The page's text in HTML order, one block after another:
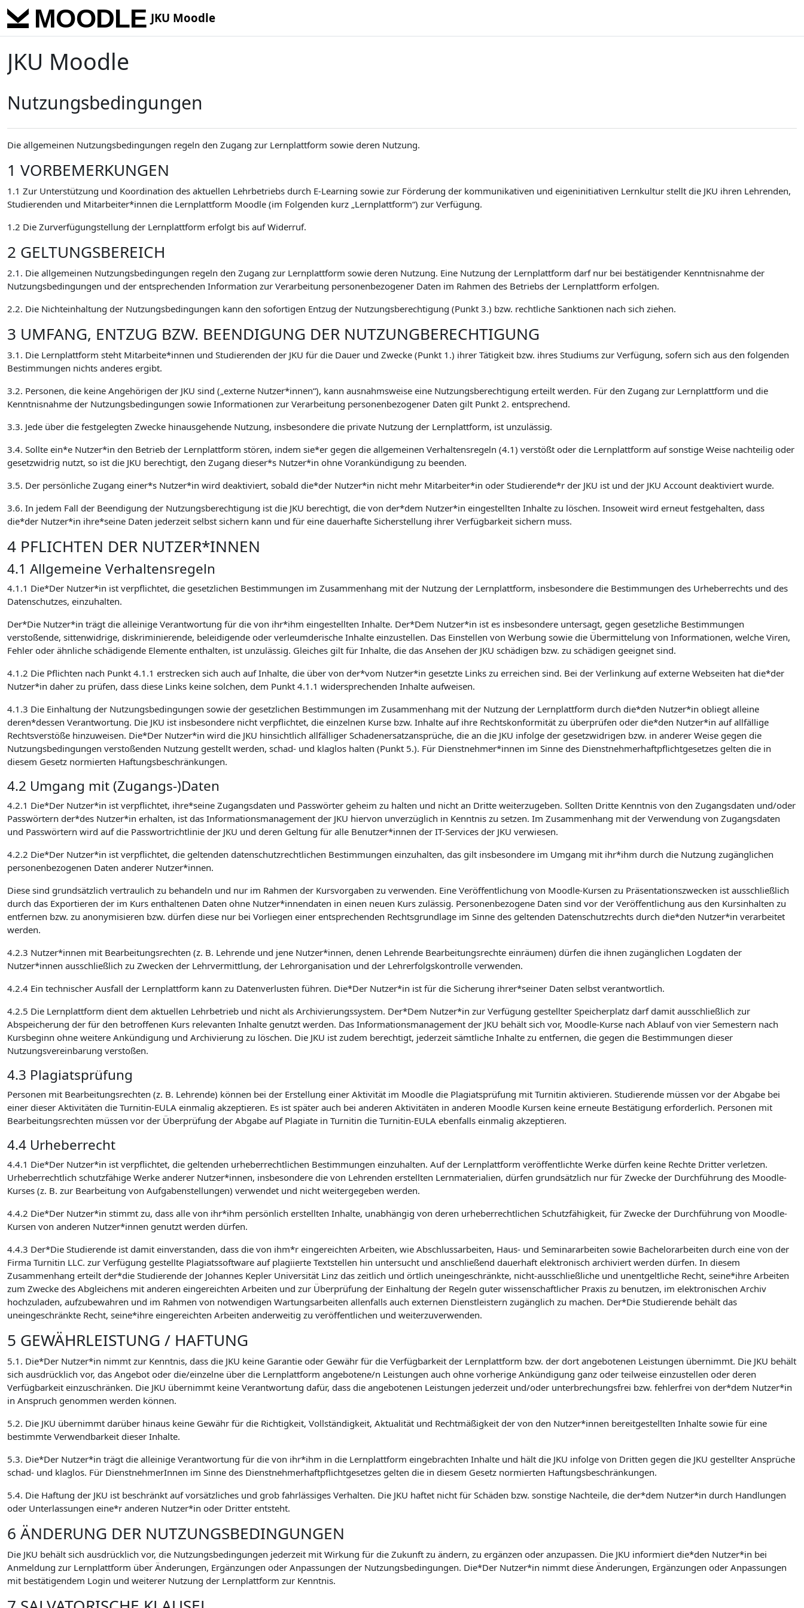
Skip to main content
JKU Moodle
JKU Moodle
Nutzungsbedingungen
Die allgemeinen Nutzungsbedingungen regeln den Zugang zur Lernplattform sowie deren Nutzung.
1 VORBEMERKUNGEN
1.1 Zur Unterstützung und Koordination des aktuellen Lehrbetriebs durch E-Learning sowie zur Förderung der kommunikativen und eigeninitiativen Lernkultur stellt die JKU ihren Lehrenden,
Studierenden und Mitarbeiter*innen die Lernplattform Moodle (im Folgenden kurz „Lernplattform“) zur Verfügung.
1.2 Die Zurverfügungstellung der Lernplattform erfolgt bis auf Widerruf.
2 GELTUNGSBEREICH
2.1. Die allgemeinen Nutzungsbedingungen regeln den Zugang zur Lernplattform sowie deren Nutzung. Eine Nutzung der Lernplattform darf nur bei bestätigender Kenntnisnahme der
Nutzungsbedingungen und der entsprechenden Information zur Verarbeitung personenbezogener Daten im Rahmen des Betriebs der Lernplattform erfolgen.
2.2. Die Nichteinhaltung der Nutzungsbedingungen kann den sofortigen Entzug der Nutzungsberechtigung (Punkt 3.) bzw. rechtliche Sanktionen nach sich ziehen.
3 UMFANG, ENTZUG BZW. BEENDIGUNG DER NUTZUNGBERECHTIGUNG
3.1. Die Lernplattform steht Mitarbeite*innen und Studierenden der JKU für die Dauer und Zwecke (Punkt 1.) ihrer Tätigkeit bzw. ihres Studiums zur Verfügung, sofern sich aus den folgenden
Bestimmungen nichts anderes ergibt.
3.2. Personen, die keine Angehörigen der JKU sind („externe Nutzer*innen“), kann ausnahmsweise eine Nutzungsberechtigung erteilt werden. Für den Zugang zur Lernplattform und die
Kenntnisnahme der Nutzungsbedingungen sowie Informationen zur Verarbeitung personenbezogener Daten gilt Punkt 2. entsprechend.
3.3. Jede über die festgelegten Zwecke hinausgehende Nutzung, insbesondere die private Nutzung der Lernplattform, ist unzulässig.
3.4. Sollte ein*e Nutzer*in den Betrieb der Lernplattform stören, indem sie*er gegen die allgemeinen Verhaltensregeln (4.1) verstößt oder die Lernplattform auf sonstige Weise nachteilig oder
gesetzwidrig nutzt, so ist die JKU berechtigt, den Zugang dieser*s Nutzer*in ohne Vorankündigung zu beenden.
3.5. Der persönliche Zugang einer*s Nutzer*in wird deaktiviert, sobald die*der Nutzer*in nicht mehr Mitarbeiter*in oder Studierende*r der JKU ist und der JKU Account deaktiviert wurde.
3.6. In jedem Fall der Beendigung der Nutzungsberechtigung ist die JKU berechtigt, die von der*dem Nutzer*in eingestellten Inhalte zu löschen. Insoweit wird erneut festgehalten, dass
die*der Nutzer*in ihre*seine Daten jederzeit selbst sichern kann und für eine dauerhafte Sicherstellung ihrer Verfügbarkeit sichern muss.
4 PFLICHTEN DER NUTZER*INNEN
4.1 Allgemeine Verhaltensregeln
4.1.1 Die*Der Nutzer*in ist verpflichtet, die gesetzlichen Bestimmungen im Zusammenhang mit der Nutzung der Lernplattform, insbesondere die Bestimmungen des Urheberrechts und des
Datenschutzes, einzuhalten.
Der*Die Nutzer*in trägt die alleinige Verantwortung für die von ihr*ihm eingestellten Inhalte. Der*Dem Nutzer*in ist es insbesondere untersagt, gegen gesetzliche Bestimmungen
verstoßende, sittenwidrige, diskriminierende, beleidigende oder verleumderische Inhalte einzustellen. Das Einstellen von Werbung sowie die Übermittelung von Informationen, welche Viren,
Fehler oder ähnliche schädigende Elemente enthalten, ist unzulässig. Gleiches gilt für Inhalte, die das Ansehen der JKU schädigen bzw. zu schädigen geeignet sind.
4.1.2 Die Pflichten nach Punkt 4.1.1 erstrecken sich auch auf Inhalte, die über von der*vom Nutzer*in gesetzte Links zu erreichen sind. Bei der Verlinkung auf externe Webseiten hat die*der
Nutzer*in daher zu prüfen, dass diese Links keine solchen, dem Punkt 4.1.1 widersprechenden Inhalte aufweisen.
4.1.3 Die Einhaltung der Nutzungsbedingungen sowie der gesetzlichen Bestimmungen im Zusammenhang mit der Nutzung der Lernplattform durch die*den Nutzer*in obliegt alleine
deren*dessen Verantwortung. Die JKU ist insbesondere nicht verpflichtet, die einzelnen Kurse bzw. Inhalte auf ihre Rechtskonformität zu überprüfen oder die*den Nutzer*in auf allfällige
Rechtsverstöße hinzuweisen. Die*Der Nutzer*in wird die JKU hinsichtlich allfälliger Schadenersatzansprüche, die an die JKU infolge der gesetzwidrigen bzw. in anderer Weise gegen die
Nutzungsbedingungen verstoßenden Nutzung gestellt werden, schad- und klaglos halten (Punkt 5.). Für Dienstnehmer*innen im Sinne des Dienstnehmerhaftpflichtgesetzes gelten die in
diesem Gesetz normierten Haftungsbeschränkungen.
4.2 Umgang mit (Zugangs-)Daten
4.2.1 Die*Der Nutzer*in ist verpflichtet, ihre*seine Zugangsdaten und Passwörter geheim zu halten und nicht an Dritte weiterzugeben. Sollten Dritte Kenntnis von den Zugangsdaten und/oder
Passwörtern der*des Nutzer*in erhalten, ist das Informationsmanagement der JKU hiervon unverzüglich in Kenntnis zu setzen. Im Zusammenhang mit der Verwendung von Zugangsdaten
und Passwörtern wird auf die Passwortrichtlinie der JKU und deren Geltung für alle Benutzer*innen der IT-Services der JKU verwiesen.
4.2.2 Die*Der Nutzer*in ist verpflichtet, die geltenden datenschutzrechtlichen Bestimmungen einzuhalten, das gilt insbesondere im Umgang mit ihr*ihm durch die Nutzung zugänglichen
personenbezogenen Daten anderer Nutzer*innen.
Diese sind grundsätzlich vertraulich zu behandeln und nur im Rahmen der Kursvorgaben zu verwenden. Eine Veröffentlichung von Moodle-Kursen zu Präsentationszwecken ist ausschließlich
durch das Exportieren der im Kurs enthaltenen Daten ohne Nutzer*innendaten in einen neuen Kurs zulässig. Personenbezogene Daten sind vor der Veröffentlichung aus den Kursinhalten zu
entfernen bzw. zu anonymisieren bzw. dürfen diese nur bei Vorliegen einer entsprechenden Rechtsgrundlage im Sinne des geltenden Datenschutzrechts durch die*den Nutzer*in verarbeitet
werden.
4.2.3 Nutzer*innen mit Bearbeitungsrechten (z. B. Lehrende und jene Nutzer*innen, denen Lehrende Bearbeitungsrechte einräumen) dürfen die ihnen zugänglichen Logdaten der
Nutzer*innen ausschließlich zu Zwecken der Lehrvermittlung, der Lehrorganisation und der Lehrerfolgskontrolle verwenden.
4.2.4 Ein technischer Ausfall der Lernplattform kann zu Datenverlusten führen. Die*Der Nutzer*in ist für die Sicherung ihrer*seiner Daten selbst verantwortlich.
4.2.5 Die Lernplattform dient dem aktuellen Lehrbetrieb und nicht als Archivierungssystem. Der*Dem Nutzer*in zur Verfügung gestellter Speicherplatz darf damit ausschließlich zur
Abspeicherung der für den betroffenen Kurs relevanten Inhalte genutzt werden. Das Informationsmanagement der JKU behält sich vor, Moodle-Kurse nach Ablauf von vier Semestern nach
Kursbeginn ohne weitere Ankündigung und Archivierung zu löschen. Die JKU ist zudem berechtigt, jederzeit sämtliche Inhalte zu entfernen, die gegen die Bestimmungen dieser
Nutzungsvereinbarung verstoßen.
4.3 Plagiatsprüfung
Personen mit Bearbeitungsrechten (z. B. Lehrende) können bei der Erstellung einer Aktivität im Moodle die Plagiatsprüfung mit Turnitin aktivieren. Studierende müssen vor der Abgabe bei
einer dieser Aktivitäten die Turnitin-EULA einmalig akzeptieren. Es ist später auch bei anderen Aktivitäten in anderen Moodle Kursen keine erneute Bestätigung erforderlich. Personen mit
Bearbeitungsrechten müssen vor der Überprüfung der Abgabe auf Plagiate in Turnitin die Turnitin-EULA ebenfalls einmalig akzeptieren.
4.4 Urheberrecht
4.4.1 Die*Der Nutzer*in ist verpflichtet, die geltenden urheberrechtlichen Bestimmungen einzuhalten. Auf der Lernplattform veröffentlichte Werke dürfen keine Rechte Dritter verletzen.
Urheberrechtlich schutzfähige Werke anderer Nutzer*innen, insbesondere die von Lehrenden erstellten Lernmaterialien, dürfen grundsätzlich nur für Zwecke der Durchführung des Moodle-
Kurses (z. B. zur Bearbeitung von Aufgabenstellungen) verwendet und nicht weitergegeben werden.
4.4.2 Die*Der Nutzer*in stimmt zu, dass alle von ihr*ihm persönlich erstellten Inhalte, unabhängig von deren urheberrechtlichen Schutzfähigkeit, für Zwecke der Durchführung von Moodle-
Kursen von anderen Nutzer*innen genutzt werden dürfen.
4.4.3 Der*Die Studierende ist damit einverstanden, dass die von ihm*r eingereichten Arbeiten, wie Abschlussarbeiten, Haus- und Seminararbeiten sowie Bachelorarbeiten durch eine von der
Firma Turnitin LLC. zur Verfügung gestellte Plagiatssoftware auf plagiierte Textstellen hin untersucht und anschließend dauerhaft elektronisch archiviert werden dürfen. In diesem
Zusammenhang erteilt der*die Studierende der Johannes Kepler Universität Linz das zeitlich und örtlich uneingeschränkte, nicht-ausschließliche und unentgeltliche Recht, seine*ihre Arbeiten
zum Zwecke des Abgleichens mit anderen eingereichten Arbeiten und zur Überprüfung der Einhaltung der Regeln guter wissenschaftlicher Praxis zu benutzen, im elektronischen Archiv
hochzuladen, aufzubewahren und im Rahmen von notwendigen Wartungsarbeiten allenfalls auch externen Dienstleistern zugänglich zu machen. Der*Die Studierende behält das
uneingeschränkte Recht, seine*ihre eingereichten Arbeiten anderweitig zu veröffentlichen und weiterzuverwenden.
5 GEWÄHRLEISTUNG / HAFTUNG
5.1. Die*Der Nutzer*in nimmt zur Kenntnis, dass die JKU keine Garantie oder Gewähr für die Verfügbarkeit der Lernplattform bzw. der dort angebotenen Leistungen übernimmt. Die JKU behält
sich ausdrücklich vor, das Angebot oder die/einzelne über die Lernplattform angebotene/n Leistungen auch ohne vorherige Ankündigung ganz oder teilweise einzustellen oder deren
Verfügbarkeit einzuschränken. Die JKU übernimmt keine Verantwortung dafür, dass die angebotenen Leistungen jederzeit und/oder unterbrechungsfrei bzw. fehlerfrei von der*dem Nutzer*in
in Anspruch genommen werden können.
5.2. Die JKU übernimmt darüber hinaus keine Gewähr für die Richtigkeit, Vollständigkeit, Aktualität und Rechtmäßigkeit der von den Nutzer*innen bereitgestellten Inhalte sowie für eine
bestimmte Verwendbarkeit dieser Inhalte.
5.3. Die*Der Nutzer*in trägt die alleinige Verantwortung für die von ihr*ihm in die Lernplattform eingebrachten Inhalte und hält die JKU infolge von Dritten gegen die JKU gestellter Ansprüche
schad- und klaglos. Für DienstnehmerInnen im Sinne des Dienstnehmerhaftpflichtgesetzes gelten die in diesem Gesetz normierten Haftungsbeschränkungen.
5.4. Die Haftung der JKU ist beschränkt auf vorsätzliches und grob fahrlässiges Verhalten. Die JKU haftet nicht für Schäden bzw. sonstige Nachteile, die der*dem Nutzer*in durch Handlungen
oder Unterlassungen eine*r anderen Nutzer*in oder Dritter entsteht.
6 ÄNDERUNG DER NUTZUNGSBEDINGUNGEN
Die JKU behält sich ausdrücklich vor, die Nutzungsbedingungen jederzeit mit Wirkung für die Zukunft zu ändern, zu ergänzen oder anzupassen. Die JKU informiert die*den Nutzer*in bei
Anmeldung zur Lernplattform über Änderungen, Ergänzungen oder Anpassungen der Nutzungsbedingungen. Die*Der Nutzer*in nimmt diese Änderungen, Ergänzungen oder Anpassungen
mit bestätigendem Login und weiterer Nutzung der Lernplattform zur Kenntnis.